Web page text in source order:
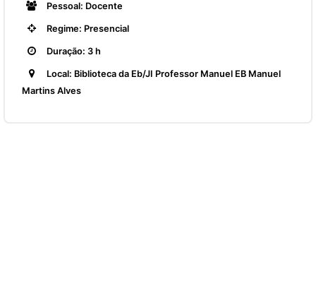
Pessoal: Docente
Regime: Presencial
Duração: 3 h
Local: Biblioteca da Eb/JI Professor Manuel EB Manuel
Martins Alves